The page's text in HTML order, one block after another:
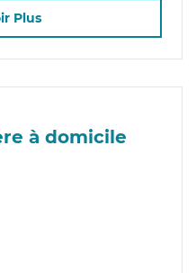
Plus
à domicile